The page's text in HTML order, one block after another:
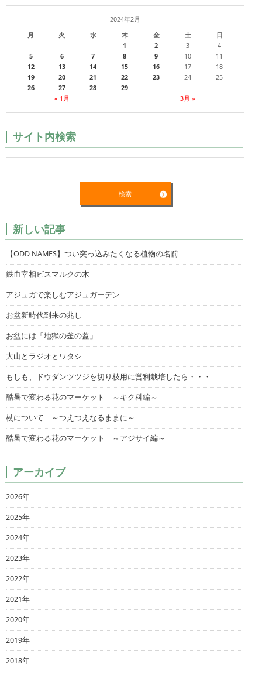
2024年2月
月
火 水 木 金 土 日
« 1月 3月 »
1 2 3
4
5
6 7 8 9 10
11
12
13 14 15 16 17
18
19
20 21 22 23 24
25
26
27 28 29
サイト内検索
新しい記事
【ODD NAMES】つい突っ込みたくなる植物の名前
鉄血宰相ビスマルクの木
アジュガで楽しむアジュガーデン
お盆新時代到来の兆し
お盆には「地獄の釜の蓋」
大山とラジオとワタシ
もしも、ドウダンツツジを切り枝用に営利栽培したら・・・
酷暑で変わる花のマーケット ～キク科編～
杖について ～つえつえなるままに～
酷暑で変わる花のマーケット ～アジサイ編～
アーカイブ
2026年
2025年
2024年
2023年
2022年
2021年
2020年
2019年
2018年